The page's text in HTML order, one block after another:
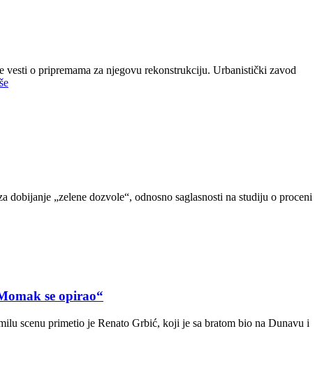
vesti o pripremama za njegovu rekonstrukciju. Urbanistički zavod
„zelene dozvole“, odnosno saglasnosti na studiju o proceni
se opirao“
scenu primetio je Renato Grbić, koji je sa bratom bio na Dunavu i